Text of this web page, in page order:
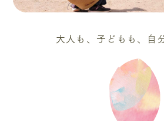
大人も、子どもも、自